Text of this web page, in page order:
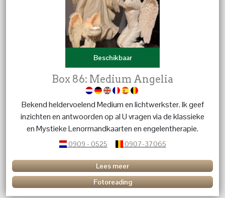
Beschikbaar
Box 86: Medium Angelia
Bekend heldervoelend Medium en lichtwerkster. Ik geef
inzichten en antwoorden op al U vragen via de klassieke
en Mystieke Lenormandkaarten en engelentherapie.
0909 - 0525 0907-37065
Lees meer
Fotoreading